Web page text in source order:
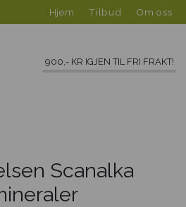
Hjem Tilbud Om oss
900,- KR IGJEN TIL FRI FRAKT!
Scanalka